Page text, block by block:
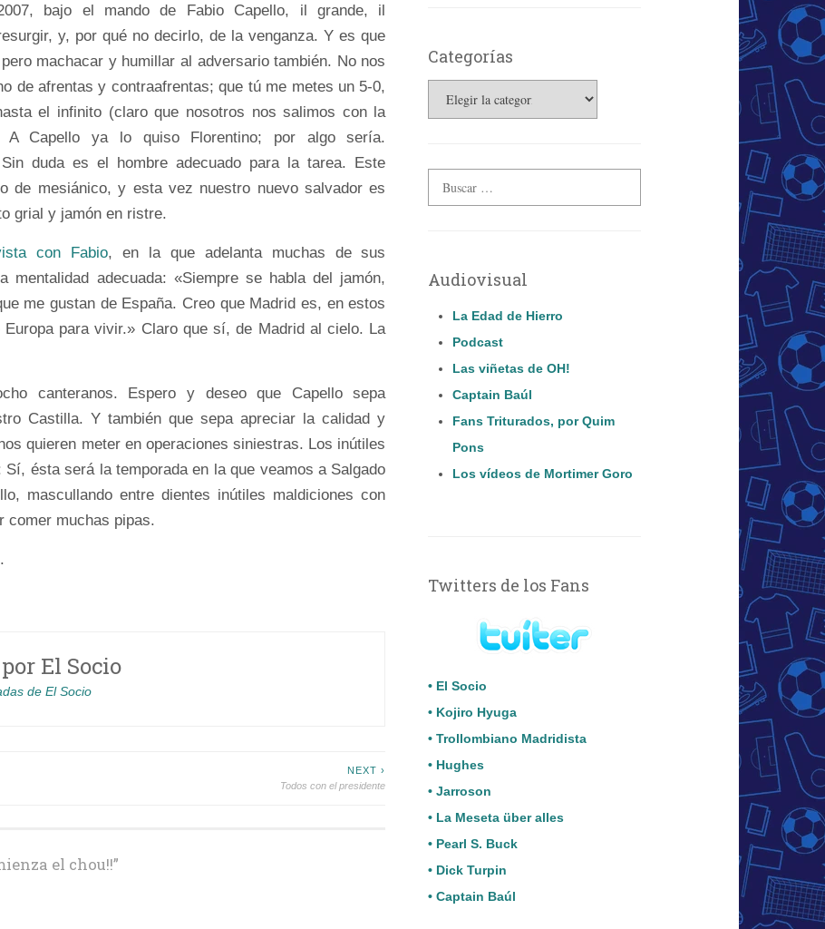
bajo el mando de Fabio Capello, il grande, il
y, por qué no decirlo, de la venganza. Y es que
machacar y humillar al adversario también. No nos
de afrentas y contraafrentas; que tú me metes un 5-0,
el infinito (claro que nosotros nos salimos con la
A Capello ya lo quiso Florentino; por algo sería.
duda es el hombre adecuado para la tarea. Este
de mesiánico, y esta vez nuestro nuevo salvador es
grial y jamón en ristre.
con Fabio, en la que adelanta muchas de sus
mentalidad adecuada: «Siempre se habla del jamón,
me gustan de España. Creo que Madrid es, en estos
para vivir.» Claro que sí, de Madrid al cielo. La
canteranos. Espero y deseo que Capello sepa
Castilla. Y también que sepa apreciar la calidad y
quieren meter en operaciones siniestras. Los inútiles
ésta será la temporada en la que veamos a Salgado
mascullando entre dientes inútiles maldiciones con
comer muchas pipas.
El Socio
de El Socio
NEXT ›
Todos con el presidente
el chou!!”
Categorías
Audiovisual
La Edad de Hierro
Podcast
Las viñetas de OH!
Captain Baúl
Fans Triturados, por Quim
Pons
Los vídeos de Mortimer Goro
Twitters de los Fans
• El Socio
• Kojiro Hyuga
• Trollombiano Madridista
• Hughes
• Jarroson
• La Meseta über alles
• Pearl S. Buck
• Dick Turpin
• Captain Baúl